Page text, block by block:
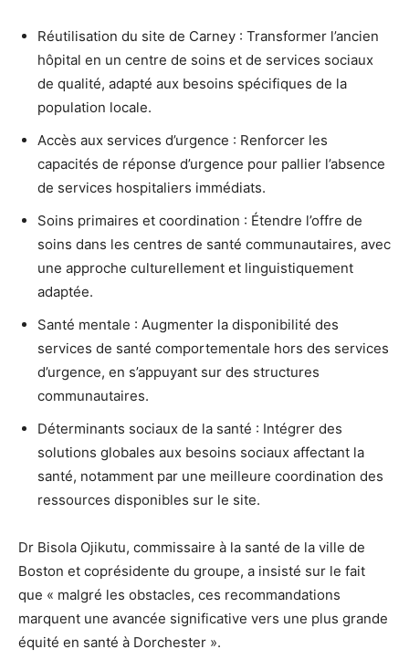
Réutilisation du site de Carney : Transformer l’ancien
hôpital en un centre de soins et de services sociaux
de qualité, adapté aux besoins spécifiques de la
population locale.
Accès aux services d’urgence : Renforcer les
capacités de réponse d’urgence pour pallier l’absence
de services hospitaliers immédiats.
Soins primaires et coordination : Étendre l’offre de
soins dans les centres de santé communautaires, avec
une approche culturellement et linguistiquement
adaptée.
Santé mentale : Augmenter la disponibilité des
services de santé comportementale hors des services
d’urgence, en s’appuyant sur des structures
communautaires.
Déterminants sociaux de la santé : Intégrer des
solutions globales aux besoins sociaux affectant la
santé, notamment par une meilleure coordination des
ressources disponibles sur le site.
Dr Bisola Ojikutu, commissaire à la santé de la ville de
Boston et coprésidente du groupe, a insisté sur le fait
que « malgré les obstacles, ces recommandations
marquent une avancée significative vers une plus grande
équité en santé à Dorchester ».